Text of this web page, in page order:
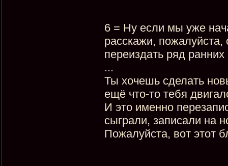
6 = Ну если мы уже
расскажи,
переиздать ряд
...
Ты хочешь сделать
ещё что-то тебя
И это именно
сыграли, записали на
Пожалуйста, вот этот